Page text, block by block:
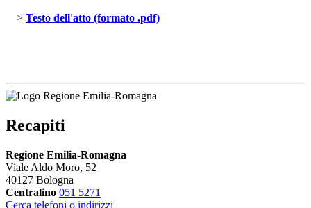
> Testo dell'atto (formato .pdf)
Recapiti
Regione Emilia-Romagna
Viale Aldo Moro, 52
40127 Bologna
Centralino 051 5271
Cerca telefoni o indirizzi